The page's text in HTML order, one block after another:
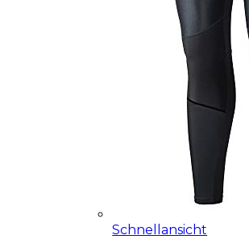
Schnellansicht